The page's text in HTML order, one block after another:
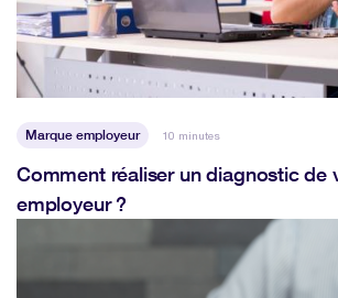
Marque employeur 10 minutes
Comment réaliser un diagnostic de
employeur ?